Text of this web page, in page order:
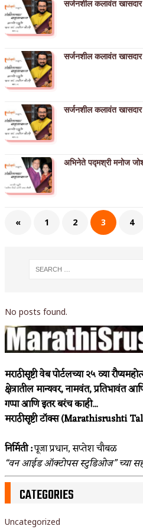
सर्जनशील कलावंत
सर्जनशील कलावंत
सर्जनशील कलावंत
अभिनेते पद्मश्री मनोज
« 1 2 3 4
No posts found.
मराठीसृष्टी वेब पोर्टलच्या २५ व्या
क्षेत्रातील मान्यवर, नामवंत, प्रतिभावंत
गप्पा आणि इतर बरंच काही...
मराठीसृष्टी टॉक्स (Marathisrushti
निर्मिती :पूजा प्रधान, सप्तेश चौबळ
“वन आईड ऑक्टोपस स्टुडिओज” च्या
CATEGORIES
Uncategorized